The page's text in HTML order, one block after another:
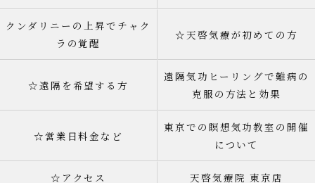
クンダリニーの上昇でチャク
ラの覚醒
☆天啓気療が初めての方
☆遠隔を希望する方
遠隔気功ヒーリングで難病の
克服の方法と効果
☆営業日料金など
東京での瞑想気功教室の開催
について
☆アクセス 天啓気療院 東京店